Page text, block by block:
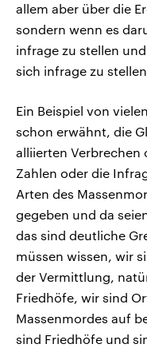
allem aber über die
sondern wenn es
infrage zu stellen
sich infrage zu
Ein Beispiel von
schon erwähnt, die
alliierten Verbrechen
Zahlen oder die
Arten des
gegeben und da
das sind deutliche
müssen wissen, wir
der Vermittlung,
Friedhöfe, wir sind
Massenmordes auf
sind Friedhöfe und